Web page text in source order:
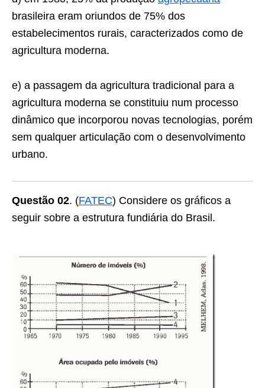
brasileira eram oriundos de 75% dos
estabelecimentos rurais, caracterizados como de
agricultura moderna.
e) a passagem da agricultura tradicional para a
agricultura moderna se constituiu num processo
dinâmico que incorporou novas tecnologias, porém
sem qualquer articulação com o desenvolvimento
urbano.
Questão 02. (FATEC) Considere os gráficos a
seguir sobre a estrutura fundiária do Brasil.